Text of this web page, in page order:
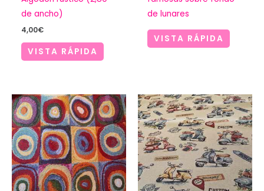
de ancho)
4,00€
VISTA RÁPIDA
de lunares
VISTA RÁPIDA